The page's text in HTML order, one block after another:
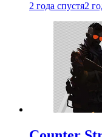
2 года спустя2